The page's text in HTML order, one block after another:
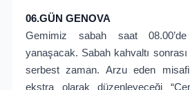
06.GÜN GENOVA
Gemimiz sabah saat
yanaşacak. Sabah kahvaltı
serbest zaman. Arzu eden
ekstra olarak düzenleyeceği